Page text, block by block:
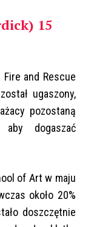
15
and Rescue
ugaszony,
pozostaną
dogaszać
of Art w maju
około 20%
doszczętnie